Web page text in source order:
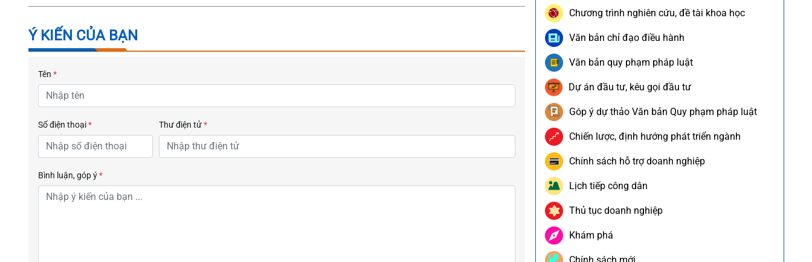
Ý KIẾN CỦA BẠN
Tên *
Số điện thoại* Thư điện tử*
Bình luận, góp ý*
Chương trình nghiên cứu, đề tài khoa học
Văn bản chỉ đạo điều hành
Văn bản quy phạm pháp luật
Dự án đầu tư, kêu gọi đầu tư
Góp ý dự thảo Văn bản Quy phạm pháp luật
Chiến lược, định hướng phát triển ngành
Chính sách hỗ trợ doanh nghiệp
Lịch tiếp công dân
Thủ tục doanh nghiệp
Khám phá